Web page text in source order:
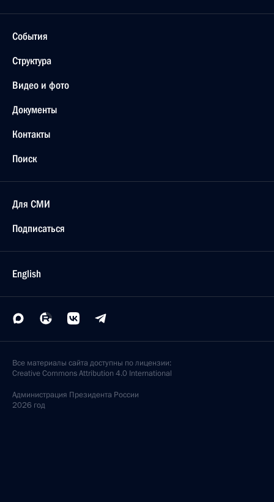
События
Структура
Видео и фото
Документы
Контакты
Поиск
Для СМИ
Подписаться
English
Все материалы сайта доступны по лицензии:
Creative Commons Attribution 4.0 International
Администрация Президента России
2026 год